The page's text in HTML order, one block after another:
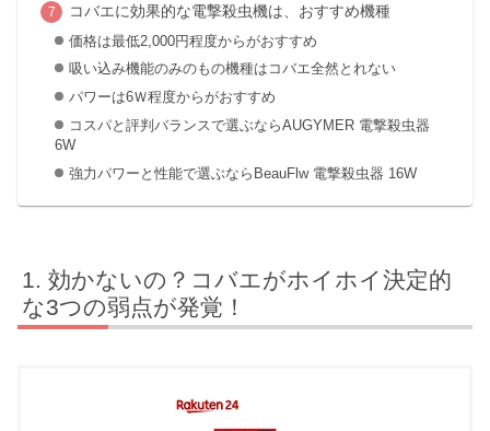
コバエに効果的な電撃殺虫機は、おすすめ機種
価格は最低2,000円程度からがおすすめ
吸い込み機能のみのもの機種はコバエ全然とれない
パワーは6Ｗ程度からがおすすめ
コスパと評判バランスで選ぶならAUGYMER 電撃殺虫器
6W
強力パワーと性能で選ぶならBeauFlw 電撃殺虫器 16W
効かないの？コバエがホイホイ決定的
な3つの弱点が発覚！